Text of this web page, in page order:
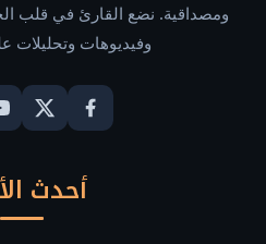
ومصداقية. نضع القارئ في قلب
وفيديوهات وتحليلات
أحدث